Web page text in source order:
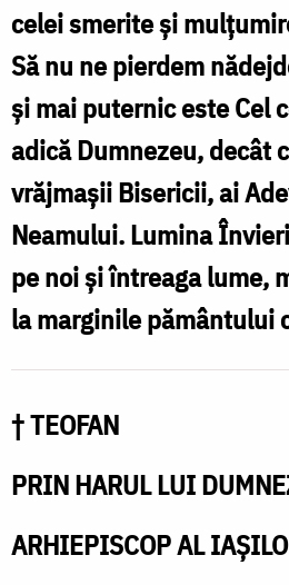
celei smerite și
Să nu ne pierdem
și mai puternic este Cel
adică Dumnezeu, decât
vrăjmașii Bisericii, ai
Neamului. Lumina
pe noi și întreaga lume,
la marginile pământului
† TEOFAN
PRIN HARUL LUI
ARHIEPISCOP AL